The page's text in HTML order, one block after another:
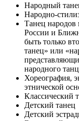
Народный
Народно-
Танец народов
России и
быть только
танец» или
народного
Хореография,
этнической
Классический
Детский танец
Детский